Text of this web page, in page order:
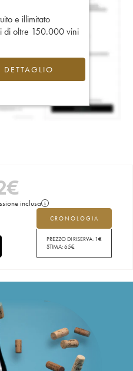
e illimitato
di oltre 150.000 vini
€
inclusa
CRONOLOGIA
PREZZO DI RISERVA: 1€
STIMA:65€